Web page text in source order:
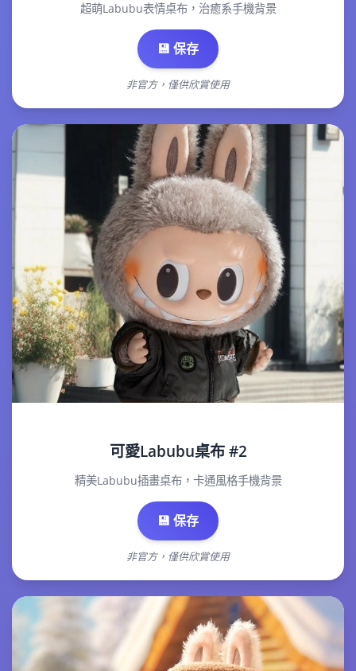
超萌Labubu表情桌布，治癒系手機背景
💾 保存
非官方，僅供欣賞使用
可愛Labubu桌布 #2
精美Labubu插畫桌布，卡通風格手機背景
💾 保存
非官方，僅供欣賞使用